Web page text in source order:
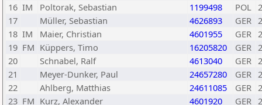
16 IM Poltorak, Sebastian 1199498 POL
17
Müller, Sebastian 4626893 GER
18 IM Maier, Christian 4601955 GER
19 FM Küppers, Timo 16205820 GER
20
Schnabel, Ralf 4613040 GER
21
Meyer-Dunker, Paul 24657280 GER
22
Ahlberg, Matthias 24611085 GER
23 FM Kurz, Alexander 4601920 GER